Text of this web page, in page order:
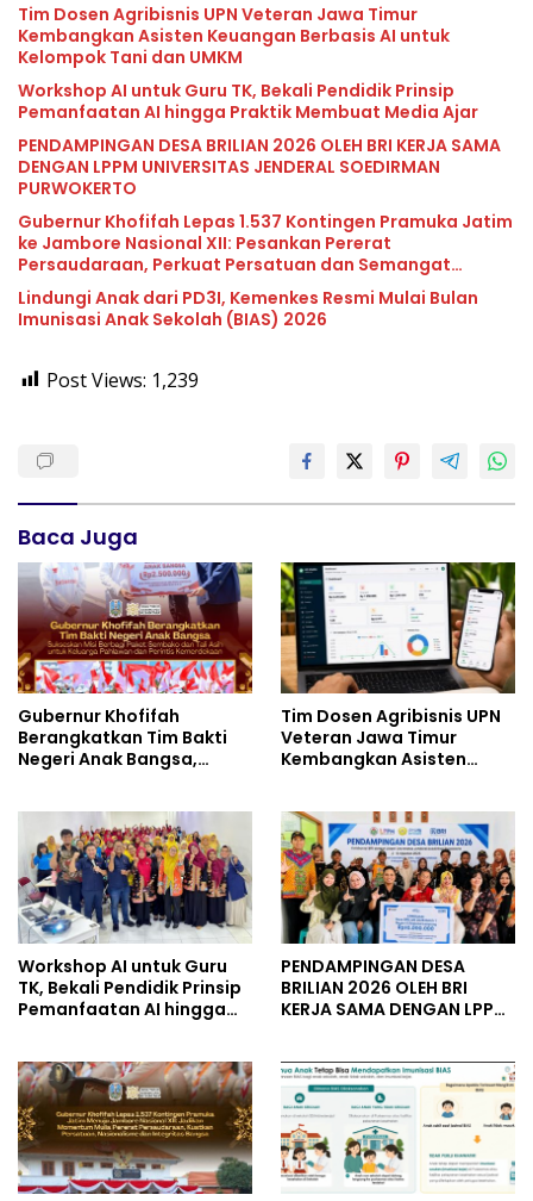
Tim Dosen Agribisnis UPN Veteran Jawa Timur
Kembangkan Asisten Keuangan Berbasis AI untuk
Kelompok Tani dan UMKM
Workshop AI untuk Guru TK, Bekali Pendidik Prinsip
Pemanfaatan AI hingga Praktik Membuat Media Ajar
PENDAMPINGAN DESA BRILIAN 2026 OLEH BRI KERJA SAMA
DENGAN LPPM UNIVERSITAS JENDERAL SOEDIRMAN
PURWOKERTO
Gubernur Khofifah Lepas 1.537 Kontingen Pramuka Jatim
ke Jambore Nasional XII: Pesankan Pererat
Persaudaraan, Perkuat Persatuan dan Semangat
Nasionalisme
Lindungi Anak dari PD3I, Kemenkes Resmi Mulai Bulan
Imunisasi Anak Sekolah (BIAS) 2026
Post Views: 1,239
Baca Juga
Gubernur Khofifah
Berangkatkan Tim Bakti
Negeri Anak Bangsa,
dan Perintis Kemerdekaan
Tim Dosen Agribisnis UPN
Veteran Jawa Timur
Kembangkan Asisten
UMKM
Workshop AI untuk Guru
TK, Bekali Pendidik Prinsip
Pemanfaatan AI hingga
PENDAMPINGAN DESA
BRILIAN 2026 OLEH BRI
KERJA SAMA DENGAN LPPM